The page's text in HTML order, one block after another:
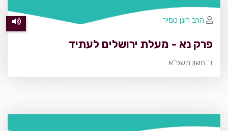
פרק נא - מעלת ירושלים לעתיד
ד' חשון תשפ"א
הרב רונן טמיר